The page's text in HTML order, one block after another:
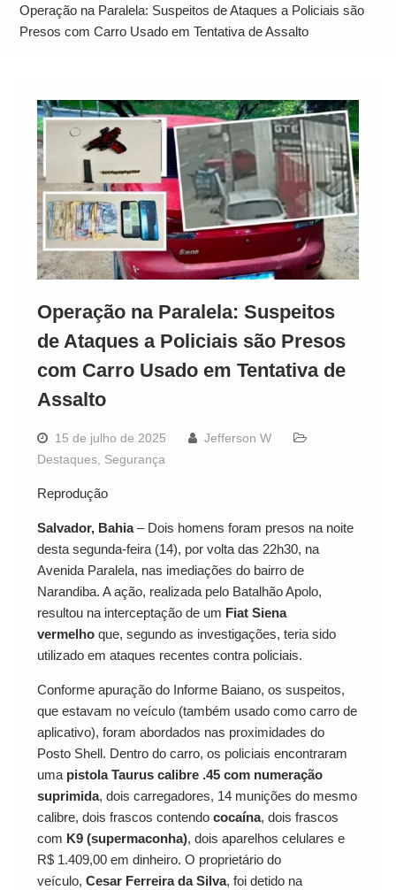
Alto
Operação na Paralela: Suspeitos de Ataques a Policiais são
Presos com Carro Usado em Tentativa de Assalto
Operação na Paralela: Suspeitos
de Ataques a Policiais são Presos
com Carro Usado em Tentativa de
Assalto
15 de julho de 2025
Jefferson W
Destaques, Segurança
Reprodução
Salvador, Bahia– Dois homens foram presos na noite
desta segunda-feira (14), por volta das 22h30, na
Avenida Paralela, nas imediações do bairro de
Narandiba. A ação, realizada pelo Batalhão Apolo,
resultou na interceptação de um Fiat Siena
vermelhoque, segundo as investigações, teria sido
utilizado em ataques recentes contra policiais.
Conforme apuração do Informe Baiano, os suspeitos,
que estavam no veículo (também usado como carro de
aplicativo), foram abordados nas proximidades do
Posto Shell. Dentro do carro, os policiais encontraram
uma pistola Taurus calibre .45 com numeração
suprimida, dois carregadores, 14 munições do mesmo
calibre, dois frascos contendo cocaína, dois frascos
com K9 (supermaconha), dois aparelhos celulares e
R$ 1.409,00 em dinheiro. O proprietário do
veículo, Cesar Ferreira da Silva, foi detido na